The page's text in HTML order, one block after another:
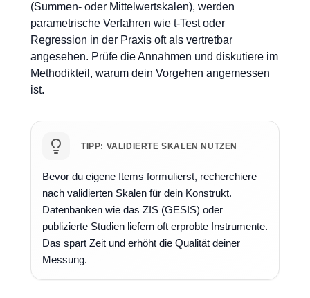
(Summen- oder Mittelwertskalen), werden
parametrische Verfahren wie t-Test oder
Regression in der Praxis oft als vertretbar
angesehen. Prüfe die Annahmen und diskutiere im
Methodikteil, warum dein Vorgehen angemessen
ist.
TIPP: VALIDIERTE SKALEN NUTZEN
Bevor du eigene Items formulierst, recherchiere
nach validierten Skalen für dein Konstrukt.
Datenbanken wie das ZIS (GESIS) oder
publizierte Studien liefern oft erprobte Instrumente.
Das spart Zeit und erhöht die Qualität deiner
Messung.